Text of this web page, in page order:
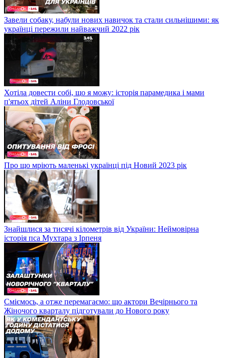
Завели собаку, набули нових навичок та стали сильнішими: як
українці пережили найважчий 2022 рік
Хотіла довести собі, що я можу: історія парамедика і мами
п'ятьох дітей Аліни Глодовської
Про що мріють маленькі українці під Новий 2023 рік
Знайшлися за тисячі кілометрів від України: Неймовірна
історія пса Мухтара з Ірпеня
Сміємось, а отже перемагаємо: що актори Вечірнього та
Жіночого кварталу підготували до Нового року